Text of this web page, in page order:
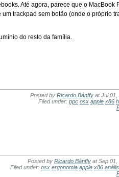
Até agora, parece que o MacBook
trackpad sem botão (onde o próprio
do resto da família.
Posted by Ricardo Bánffy at Jul 01,
Filed under: ppc osx apple x86
Posted by Ricardo Bánffy at Sep 01,
Filed under: osx ergonomia apple x86